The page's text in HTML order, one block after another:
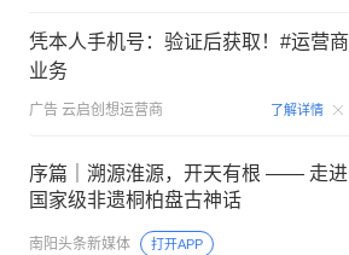
凭本人手机号：验证后获取！#运营商
业务
广告 云启创想运营商 了解详情
序篇｜溯源淮源，开天有根 —— 走进
国家级非遗桐柏盘古神话
南阳头条新媒体 打开APP